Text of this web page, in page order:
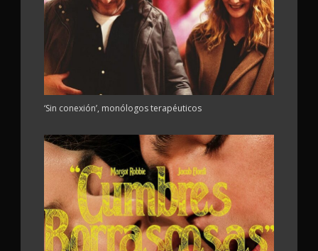
‘Sin conexión’, monólogos terapéuticos